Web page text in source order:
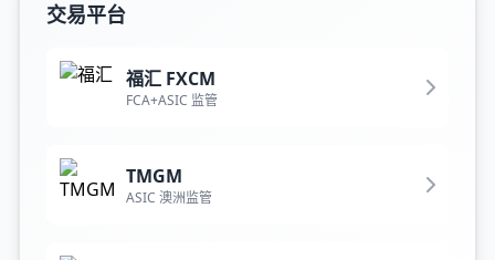
交易平台
福汇 FXCM
FCA+ASIC 监管
TMGM
ASIC 澳洲监管